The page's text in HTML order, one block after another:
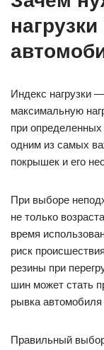
Индекс нагрузки
максимальную
при определенных
одним из самых
покрышек и его
При выборе
не только
время
риск
резины при
шин может стать
рывка
Правильный